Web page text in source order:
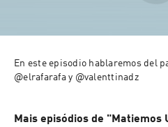
En este episodio hablaremos del
@elrafarafa y @valenttinadz
Mais episódios de "Matiemos